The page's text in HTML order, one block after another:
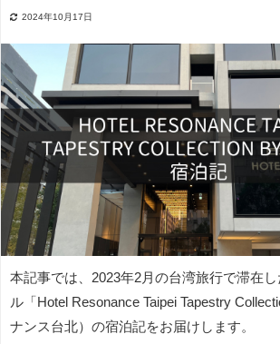
2024年10月17日
本記事では、2023年2月の台湾旅行で滞在
ル「Hotel Resonance Taipei Tapestry
ナンス台北）の宿泊記をお届けします。